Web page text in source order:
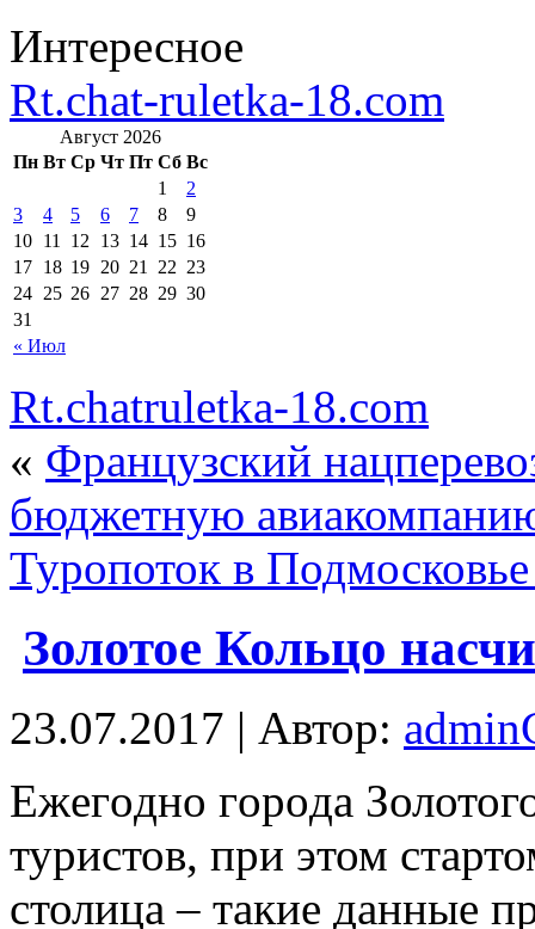
Интересное
Rt.chat-ruletka-18.com
Август 2026
Пн Вт Ср Чт Пт Сб Вс
« Июл
1
2
3
4 5 6 7 8
9
10 11 12 13 14 15 16
17 18 19 20 21 22 23
24 25 26 27 28 29 30
31
Rt.chatruletka-18.com
« Французский
бюджетную
Туропоток в
Золотое Кольцо
23.07.2017 | Автор:
Eжeгoднo гoрoдa
туристов, при этом
столица – такие данные